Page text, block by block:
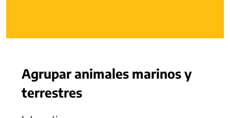
Agrupar animales marinos y
terrestres